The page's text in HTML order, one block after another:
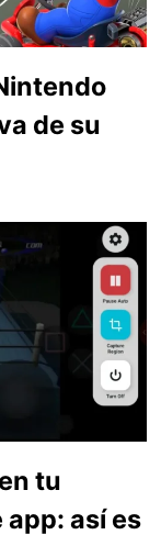
de su
tu
así es